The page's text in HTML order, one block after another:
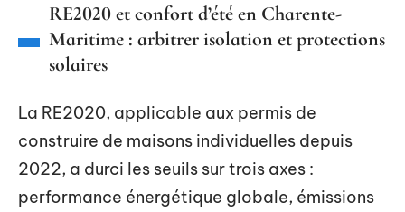
RE2020 et confort d’été en Charente-
Maritime : arbitrer isolation et protections
solaires
La RE2020, applicable aux permis de
construire de maisons individuelles depuis
2022, a durci les seuils sur trois axes :
performance énergétique globale, émissions